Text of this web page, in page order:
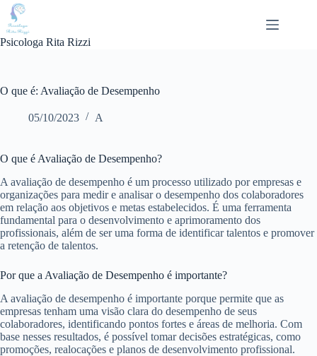
Pular
para
conteúdo
Psicologa Rita Rizzi
O que é: Avaliação de Desempenho
05/10/2023 A
O que é Avaliação de Desempenho?
A avaliação de desempenho é um processo utilizado por empresas e
organizações para medir e analisar o desempenho dos colaboradores
em relação aos objetivos e metas estabelecidos. É uma ferramenta
fundamental para o desenvolvimento e aprimoramento dos
profissionais, além de ser uma forma de identificar talentos e promover
a retenção de talentos.
Por que a Avaliação de Desempenho é importante?
A avaliação de desempenho é importante porque permite que as
empresas tenham uma visão clara do desempenho de seus
colaboradores, identificando pontos fortes e áreas de melhoria. Com
base nesses resultados, é possível tomar decisões estratégicas, como
promoções, realocações e planos de desenvolvimento profissional.